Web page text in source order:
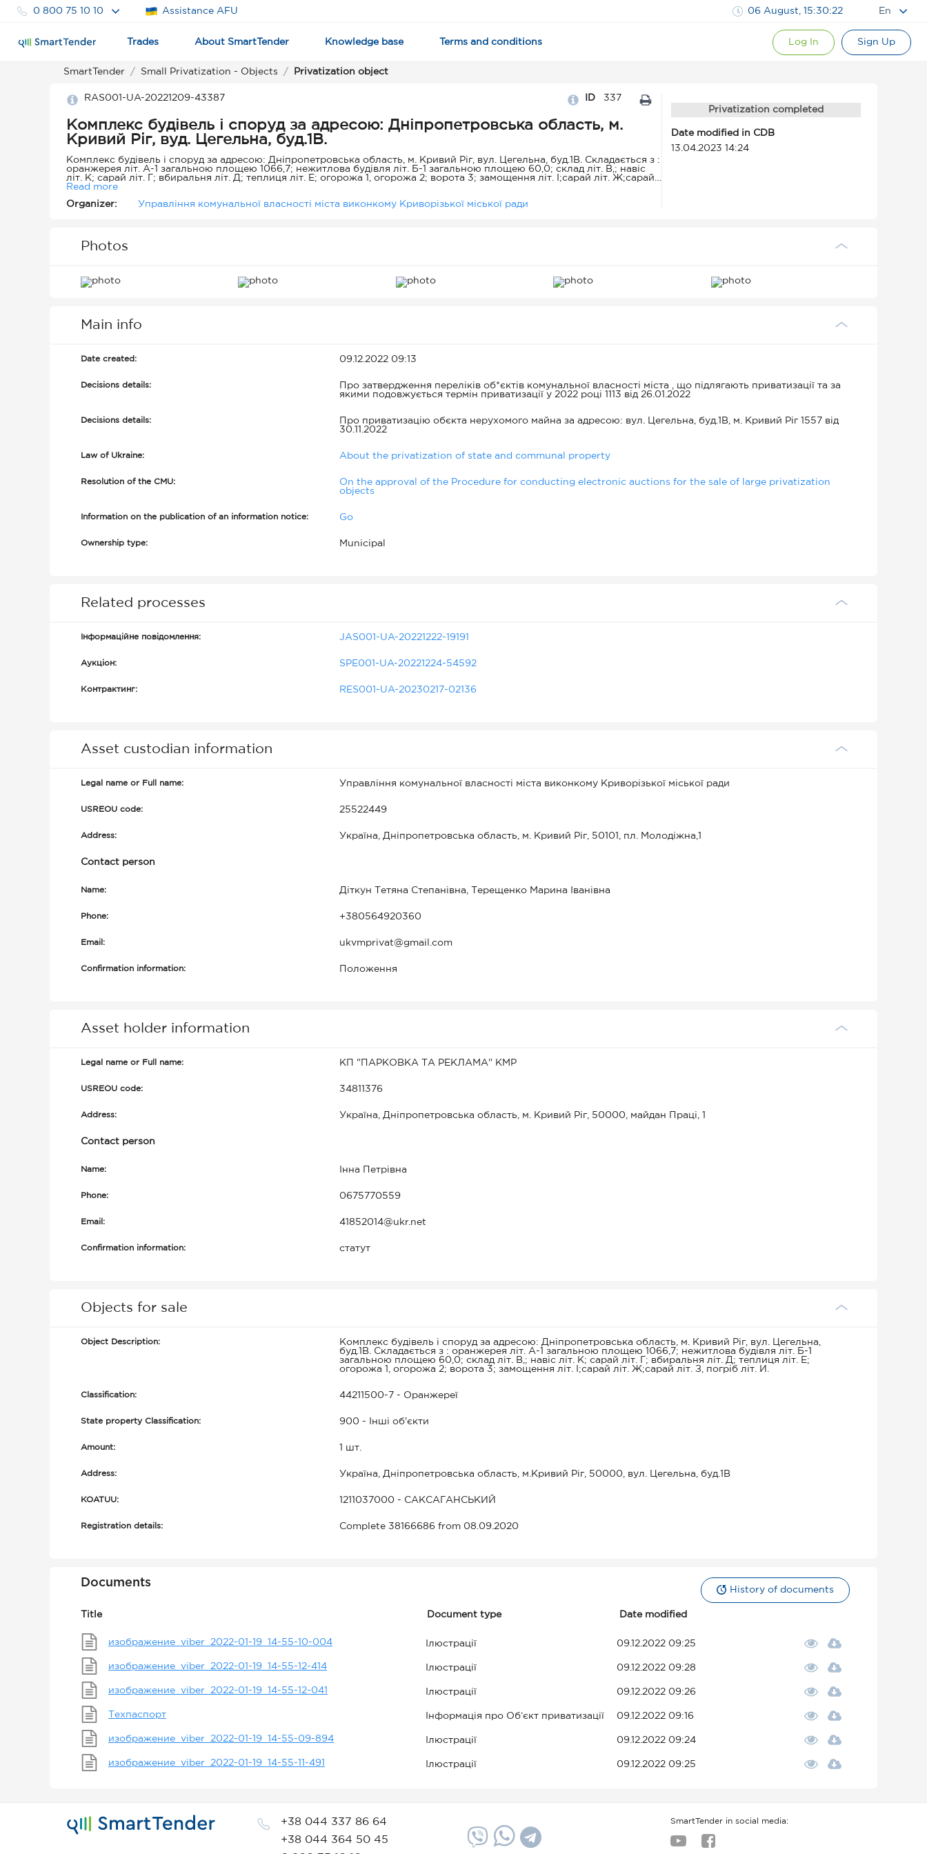
0 800 75 10 10 Assistance AFU 06 August, 15:30:23 En
Trades About SmartTender Knowledge base Terms and conditions Log In Sign Up
SmartTender Small Privatization - Objects Privatization object
RAS001-UA-20221209-43387 ID 337
Комплекс будівель і споруд за адресою: Дніпропетровська область, м.
Кривий Ріг, вуд. Цегельна, буд.1В.
Комплекс будівель і споруд за адресою: Дніпропетровська область, м. Кривий Ріг, вул. Цегельна, буд.1В. Складається з :
оранжерея літ. А-1 загальною площею 1066,7; нежитлова будівля літ. Б-1 загальною площею 60,0; склад літ. В,; навіс
літ. К; сарай літ. Г; вбиральня літ. Д; теплиця літ. Е; огорожа 1, огорожа 2; ворота 3; замощення літ. I;сарай літ. Ж;сарай
літ. З, погріб літ. И.
Read more
Organizer: Управління комунальної власності міста виконкому Криворізької міської ради
Privatization completed
Date modified in CDB
13.04.2023 14:24
Photos
Main info
Date created: 09.12.2022 09:13
Decisions details:
Про затвердження переліків об*єктів комунальної власності міста , що підлягають приватизації та за
якими подовжується термін приватизації у 2022 році 1113 від 26.01.2022
Decisions details:
Про приватизацію обєкта нерухомого майна за адресою: вул. Цегельна, буд.1В, м. Кривий Ріг 1557 від
30.11.2022
Law of Ukraine: About the privatization of state and communal property
Resolution of the CMU:
On the approval of the Procedure for conducting electronic auctions for the sale of large privatization
objects
Information on the publication of an information notice: Go
Ownership type: Municipal
Related processes
Інформаційне повідомлення: JAS001-UA-20221222-19191
Аукціон: SPE001-UA-20221224-54592
Контрактинг: RES001-UA-20230217-02136
Asset custodian information
Legal name or Full name: Управління комунальної власності міста виконкому Криворізької міської ради
USREOU code: 25522449
Address: Україна, Дніпропетровська область, м. Кривий Ріг, 50101, пл. Молодіжна,1
Contact person
Name: Діткун Тетяна Степанівна, Терещенко Марина Іванівна
Phone: +380564920360
Email: ukvmprivat@gmail.com
Confirmation information: Положення
Asset holder information
Legal name or Full name: КП "ПАРКОВКА ТА РЕКЛАМА" КМР
USREOU code: 34811376
Address: Україна, Дніпропетровська область, м. Кривий Ріг, 50000, майдан Праці, 1
Contact person
Name: Інна Петрівна
Phone: 0675770559
Email: 41852014@ukr.net
Confirmation information: статут
Objects for sale
Object Description:
Комплекс будівель і споруд за адресою: Дніпропетровська область, м. Кривий Ріг, вул. Цегельна,
буд.1В. Складається з : оранжерея літ. А-1 загальною площею 1066,7; нежитлова будівля літ. Б-1
загальною площею 60,0; склад літ. В,; навіс літ. К; сарай літ. Г; вбиральня літ. Д; теплиця літ. Е;
огорожа 1, огорожа 2; ворота 3; замощення літ. I;сарай літ. Ж;сарай літ. З, погріб літ. И.
Classification: 44211500-7 - Оранжереї
State property Classification: 900 - Інші об'єкти
Amount: 1 шт.
Address: Україна, Дніпропетровська область, м.Кривий Ріг, 50000, вул. Цегельна, буд.1В
KOATUU: 1211037000 - САКСАГАНСЬКИЙ
Registration details: Complete 38166686 from 08.09.2020
Documents
History of documents
Title Document type Date modified
изображение_viber_2022-01-19_14-55-10-004 Ілюстрації 09.12.2022 09:25
изображение_viber_2022-01-19_14-55-12-414 Ілюстрації 09.12.2022 09:28
изображение_viber_2022-01-19_14-55-12-041 Ілюстрації 09.12.2022 09:26
Техпаспорт Інформація про Об’єкт приватизації 09.12.2022 09:16
изображение_viber_2022-01-19_14-55-09-894 Ілюстрації 09.12.2022 09:24
изображение_viber_2022-01-19_14-55-11-491 Ілюстрації 09.12.2022 09:25
+38 044 337 86 64
+38 044 364 50 45
SmartTender in social media: